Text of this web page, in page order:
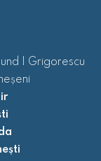
Grigorescu